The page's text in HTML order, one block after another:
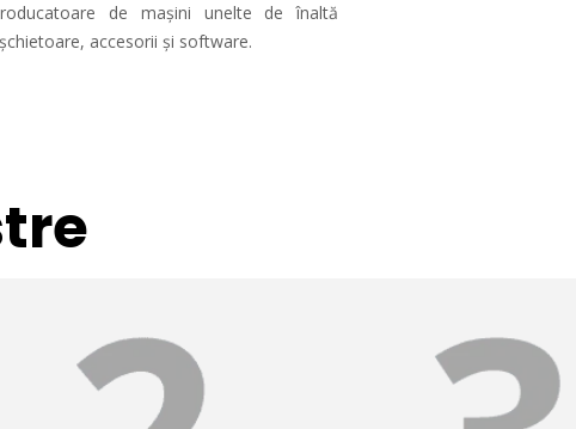
de mașini unelte de înaltă
accesorii și software.